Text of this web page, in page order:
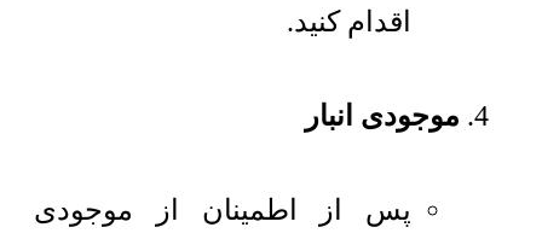
اقدام کنید.
موجودی انبار
پس از اطمینان از موجودی